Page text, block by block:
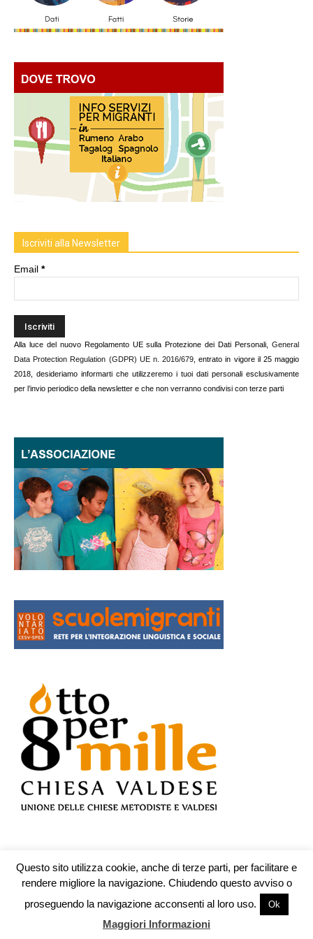
Iscriviti alla Newsletter
Email *
Alla luce del nuovo Regolamento UE sulla Protezione dei Dati Personali, General
Data Protection Regulation (GDPR) UE n. 2016/679, entrato in vigore il 25 maggio
2018, desideriamo informarti che utilizzeremo i tuoi dati personali esclusivamente
per l’invio periodico della newsletter e che non verranno condivisi con terze parti
© Testata n.609 registrata presso il Tribunale di Teramo il 19.10.2009 -
Sede legale:Associazione Piuculture Onlus corso Trieste 109 - 00198
Roma - C.F. 97618830588
Questo sito utilizza cookie, anche di terze parti, per facilitare e
rendere migliore la navigazione. Chiudendo questo avviso o
proseguendo la navigazione acconsenti al loro uso.
Ok
Maggiori Informazioni